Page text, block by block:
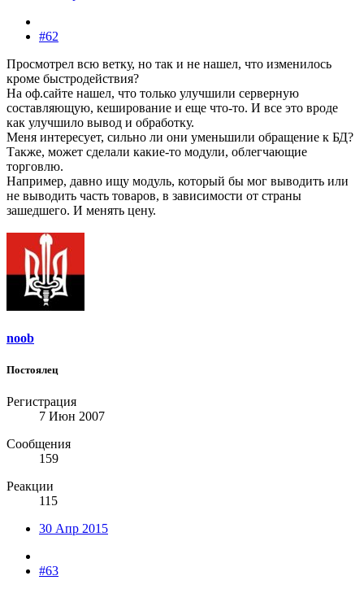
#62
Просмотрел всю ветку, но так и не нашел, что изменилось
кроме быстродействия?
На оф.сайте нашел, что только улучшили серверную
составляющую, кеширование и еще что-то. И все это вроде
как улучшило вывод и обработку.
Меня интересует, сильно ли они уменьшили обращение к БД?
Также, может сделали какие-то модули, облегчающие
торговлю.
Например, давно ищу модуль, который бы мог выводить или
не выводить часть товаров, в зависимости от страны
зашедшего. И менять цену.
noob
Постоялец
Регистрация
7 Июн 2007
Сообщения
159
Реакции
115
30 Апр 2015
#63